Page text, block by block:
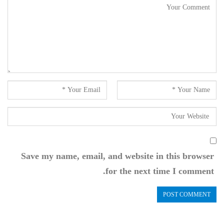
Save my name, email, and website in this browser
for the next time I comment.